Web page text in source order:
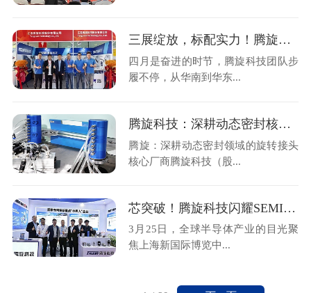
三展绽放，标配实力！腾旋科技亮相三大行业盛会
四月是奋进的时节，腾旋科技团队步
履不停，从华南到华东...
腾旋科技：深耕动态密封核心技术，支撑半导体装备关键环节
腾旋：深耕动态密封领域的旋转接头
核心厂商腾旋科技（股...
芯突破！腾旋科技闪耀SEMICON China 2026
3月25日，全球半导体产业的目光聚
焦上海新国际博览中...